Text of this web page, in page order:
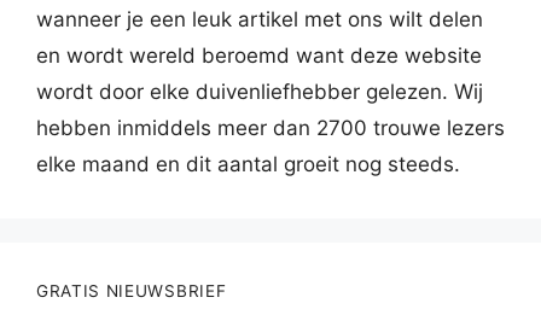
wanneer je een leuk artikel met ons wilt delen
en wordt wereld beroemd want deze website
wordt door elke duivenliefhebber gelezen. Wij
hebben inmiddels meer dan 2700 trouwe lezers
elke maand en dit aantal groeit nog steeds.
GRATIS NIEUWSBRIEF